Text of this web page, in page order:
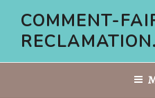
contenu
COMMENT-